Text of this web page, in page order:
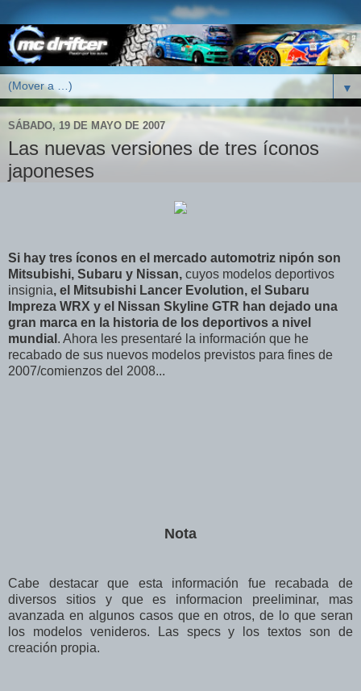
▼
SÁBADO, 19 DE MAYO DE 2007
Las nuevas versiones de tres íconos
japoneses
Si hay tres íconos en el mercado automotriz nipón son
Mitsubishi, Subaru y Nissan, cuyos modelos deportivos
insignia, el Mitsubishi Lancer Evolution, el Subaru
Impreza WRX y el Nissan Skyline GTR han dejado una
gran marca en la historia de los deportivos a nivel
mundial . Ahora les presentaré la información que he
recabado de sus nuevos modelos previstos para fines de
2007/comienzos del 2008...
Nota
Cabe destacar que esta información fue recabada de
diversos sitios y que es informacion preeliminar, mas
avanzada en algunos casos que en otros, de lo que seran
los modelos venideros. Las specs y los textos son de
creación propia.